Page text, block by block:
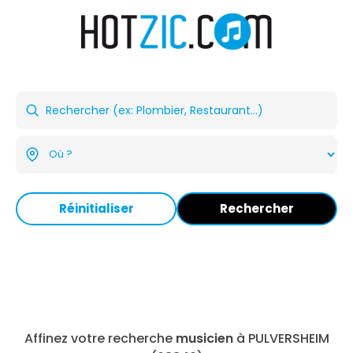
Réinitialiser Rechercher
Affinez votre recherche musicienà PULVERSHEIM